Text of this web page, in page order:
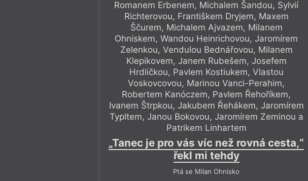
Romanem Erbenem, Michalem Šandou, Sylvií
Richterovou, Františkem Dryjem, Maxem
Ščurem, Michalem Ajvazem, Milanem
Ohniskem, Wandou Heinrichovou, Jaromírem
Zelenkou, Vendulou Bednářovou, Milanem
Klepikovem, Janem Rubešem, Josefem
Hrdličkou, Pavlem Kostiukem, Vlastou
Voskovcovou, Marinou Vanci-Perahim,
Robertem Kanóczem, Pavlem Řehoříkem,
Ivanem Štrpkou, Jakubem Řehákem, Jaromírem
Typltem, Janou Bokovou, Jaromírem Zeminou a
Patrikem Linhartem
„Tanec je pro vás víc než rovná cesta,“
řekl mi tehdy
Ptá se Milan Ohnisko